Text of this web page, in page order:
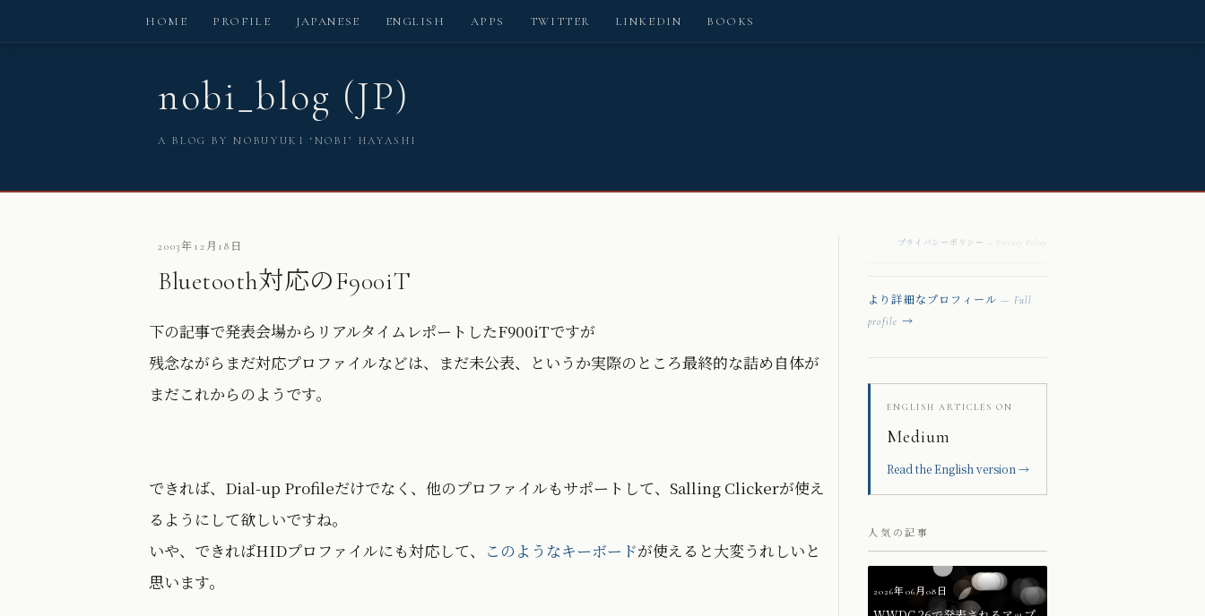
nobi_blog (JP)
A BLOG BY NOBUYUKI ‘NOBI’ HAYASHI
HOME PROFILE JAPANESE ENGLISH APPS TWITTER LINKEDIN BOOKS
2003年12月18日
Bluetooth対応のF900iT
下の記事で発表会場からリアルタイムレポートしたF900iTですが
残念ながらまだ対応プロファイルなどは、まだ未公表、というか実際のところ最終的な詰め自体が
まだこれからのようです。
できれば、Dial-up Profileだけでなく、他のプロファイルもサポートして、Salling Clickerが使え
るようにして欲しいですね。
いや、できればHIDプロファイルにも対応して、 このようなキーボードが使えると大変うれしいと
思います。
プライバシーポリシー — Privacy Policy
より詳細なプロフィール— Full
profile →
ENGLISH ARTICLES ON
Medium
Read the English version →
人気の記事
2026年06月08日